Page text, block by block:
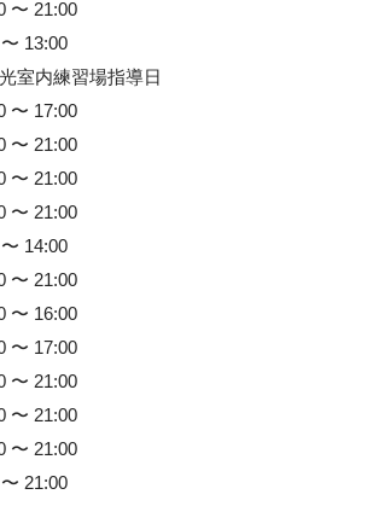
〜 21:00
〜 13:00
室内練習場指導日
〜 17:00
〜 21:00
〜 21:00
〜 21:00
〜 14:00
〜 21:00
〜 16:00
〜 17:00
〜 21:00
〜 21:00
〜 21:00
〜 21:00